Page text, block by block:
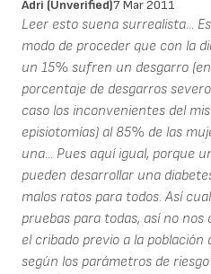
Adri (unverified)7 Mar 2011
Leer esto suena surrealista...
modo de proceder que con la
un 15% sufren un desgarro
porcentaje de desgarros
caso los inconvenientes del
episiotomías) al 85% de las
una... Pues aquí igual, porque
pueden desarrollar una
malos ratos para todos. Así
pruebas para todas, así no
el cribado previo a la población
según los parámetros de